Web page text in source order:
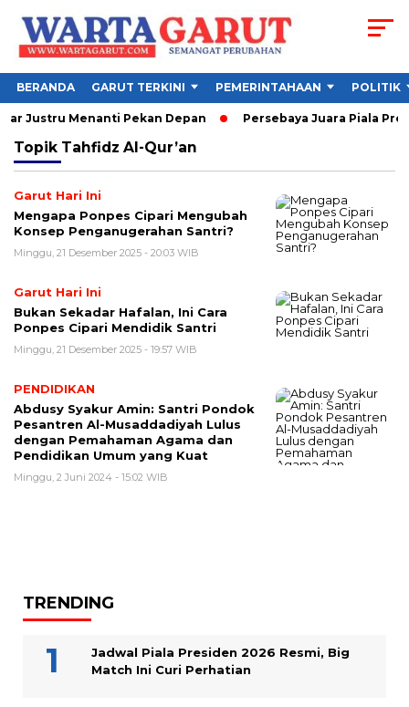
BERANDA GARUT TERKINI PEMERINTAHAAN POLITIK
Justru Menanti Pekan Depan Persebaya Juara Piala
Topik Tahfidz Al-Qur’an
Garut Hari Ini
Mengapa Ponpes Cipari Mengubah
Konsep Penganugerahan Santri?
Minggu, 21 Desember 2025 - 20:03 WIB
Garut Hari Ini
Bukan Sekadar Hafalan, Ini Cara
Ponpes Cipari Mendidik Santri
Minggu, 21 Desember 2025 - 19:57 WIB
PENDIDIKAN
Abdusy Syakur Amin: Santri Pondok
Pesantren Al-Musaddadiyah Lulus
dengan Pemahaman Agama dan
Pendidikan Umum yang Kuat
Minggu, 2 Juni 2024 - 15:02 WIB
TRENDING
Jadwal Piala Presiden 2026 Resmi, Big
Match Ini Curi Perhatian